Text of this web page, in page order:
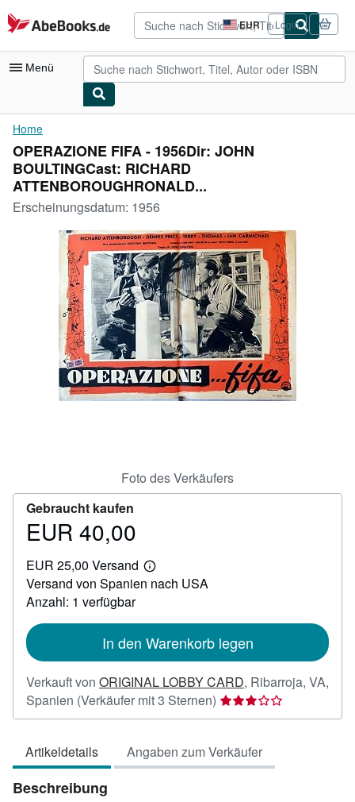
Zum Hauptinhalt
AbeBooks.de EUR
Seite
der
Einkaufseinstellungen.
Login
Menü
Nutzerkonto
Meine Bestellungen
Detailsuche
Sammlungen
Antiquarische Bücher
Kunst & Sammlerstücke
Verkäufer
Verkäufer werden
SCHLIESSEN
Home
OPERAZIONE FIFA - 1956Dir: JOHN
BOULTINGCast: RICHARD
ATTENBOROUGHRONALD...
Erscheinungsdatum: 1956
Foto des Verkäufers
Gebraucht kaufen
Preis
40,00
EUR 40,00
EUR 25,00 Versand
Weitere
Informationen
Versand von Spanien nach USA
Anzahl: 1 verfügbar
In den Warenkorb legen
Verkauft von ORIGINAL LOBBY CARD, Ribarroja, VA,
Spanien (Verkäufer mit 3 Sternen) Verkäuferbewertung
3
5
Sternen
Artikeldetails Angaben zum Verkäufer
Beschreibung